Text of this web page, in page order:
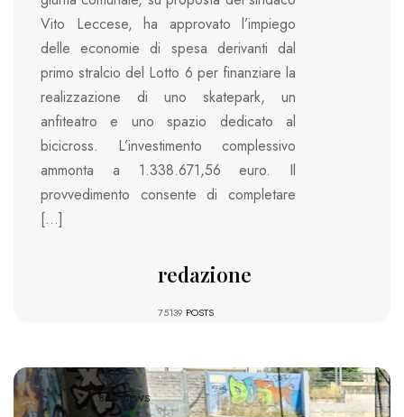
Vito Leccese, ha approvato l’impiego
delle economie di spesa derivanti dal
primo stralcio del Lotto 6 per finanziare la
realizzazione di uno skatepark, un
anfiteatro e uno spazio dedicato al
bicicross. L’investimento complessivo
ammonta a 1.338.671,56 euro. Il
provvedimento consente di completare
[…]
redazione
75139 POSTS
822 VIEWS